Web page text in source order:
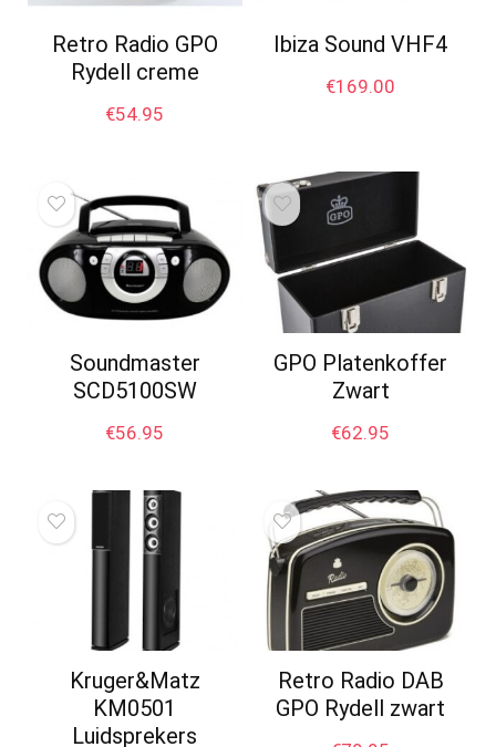
Retro Radio GPO
Rydell creme
€54.95
Ibiza Sound VHF4
€169.00
Soundmaster
SCD5100SW
€56.95
GPO Platenkoffer
Zwart
€62.95
Kruger&Matz
KM0501
Luidsprekers
Retro Radio DAB
GPO Rydell zwart